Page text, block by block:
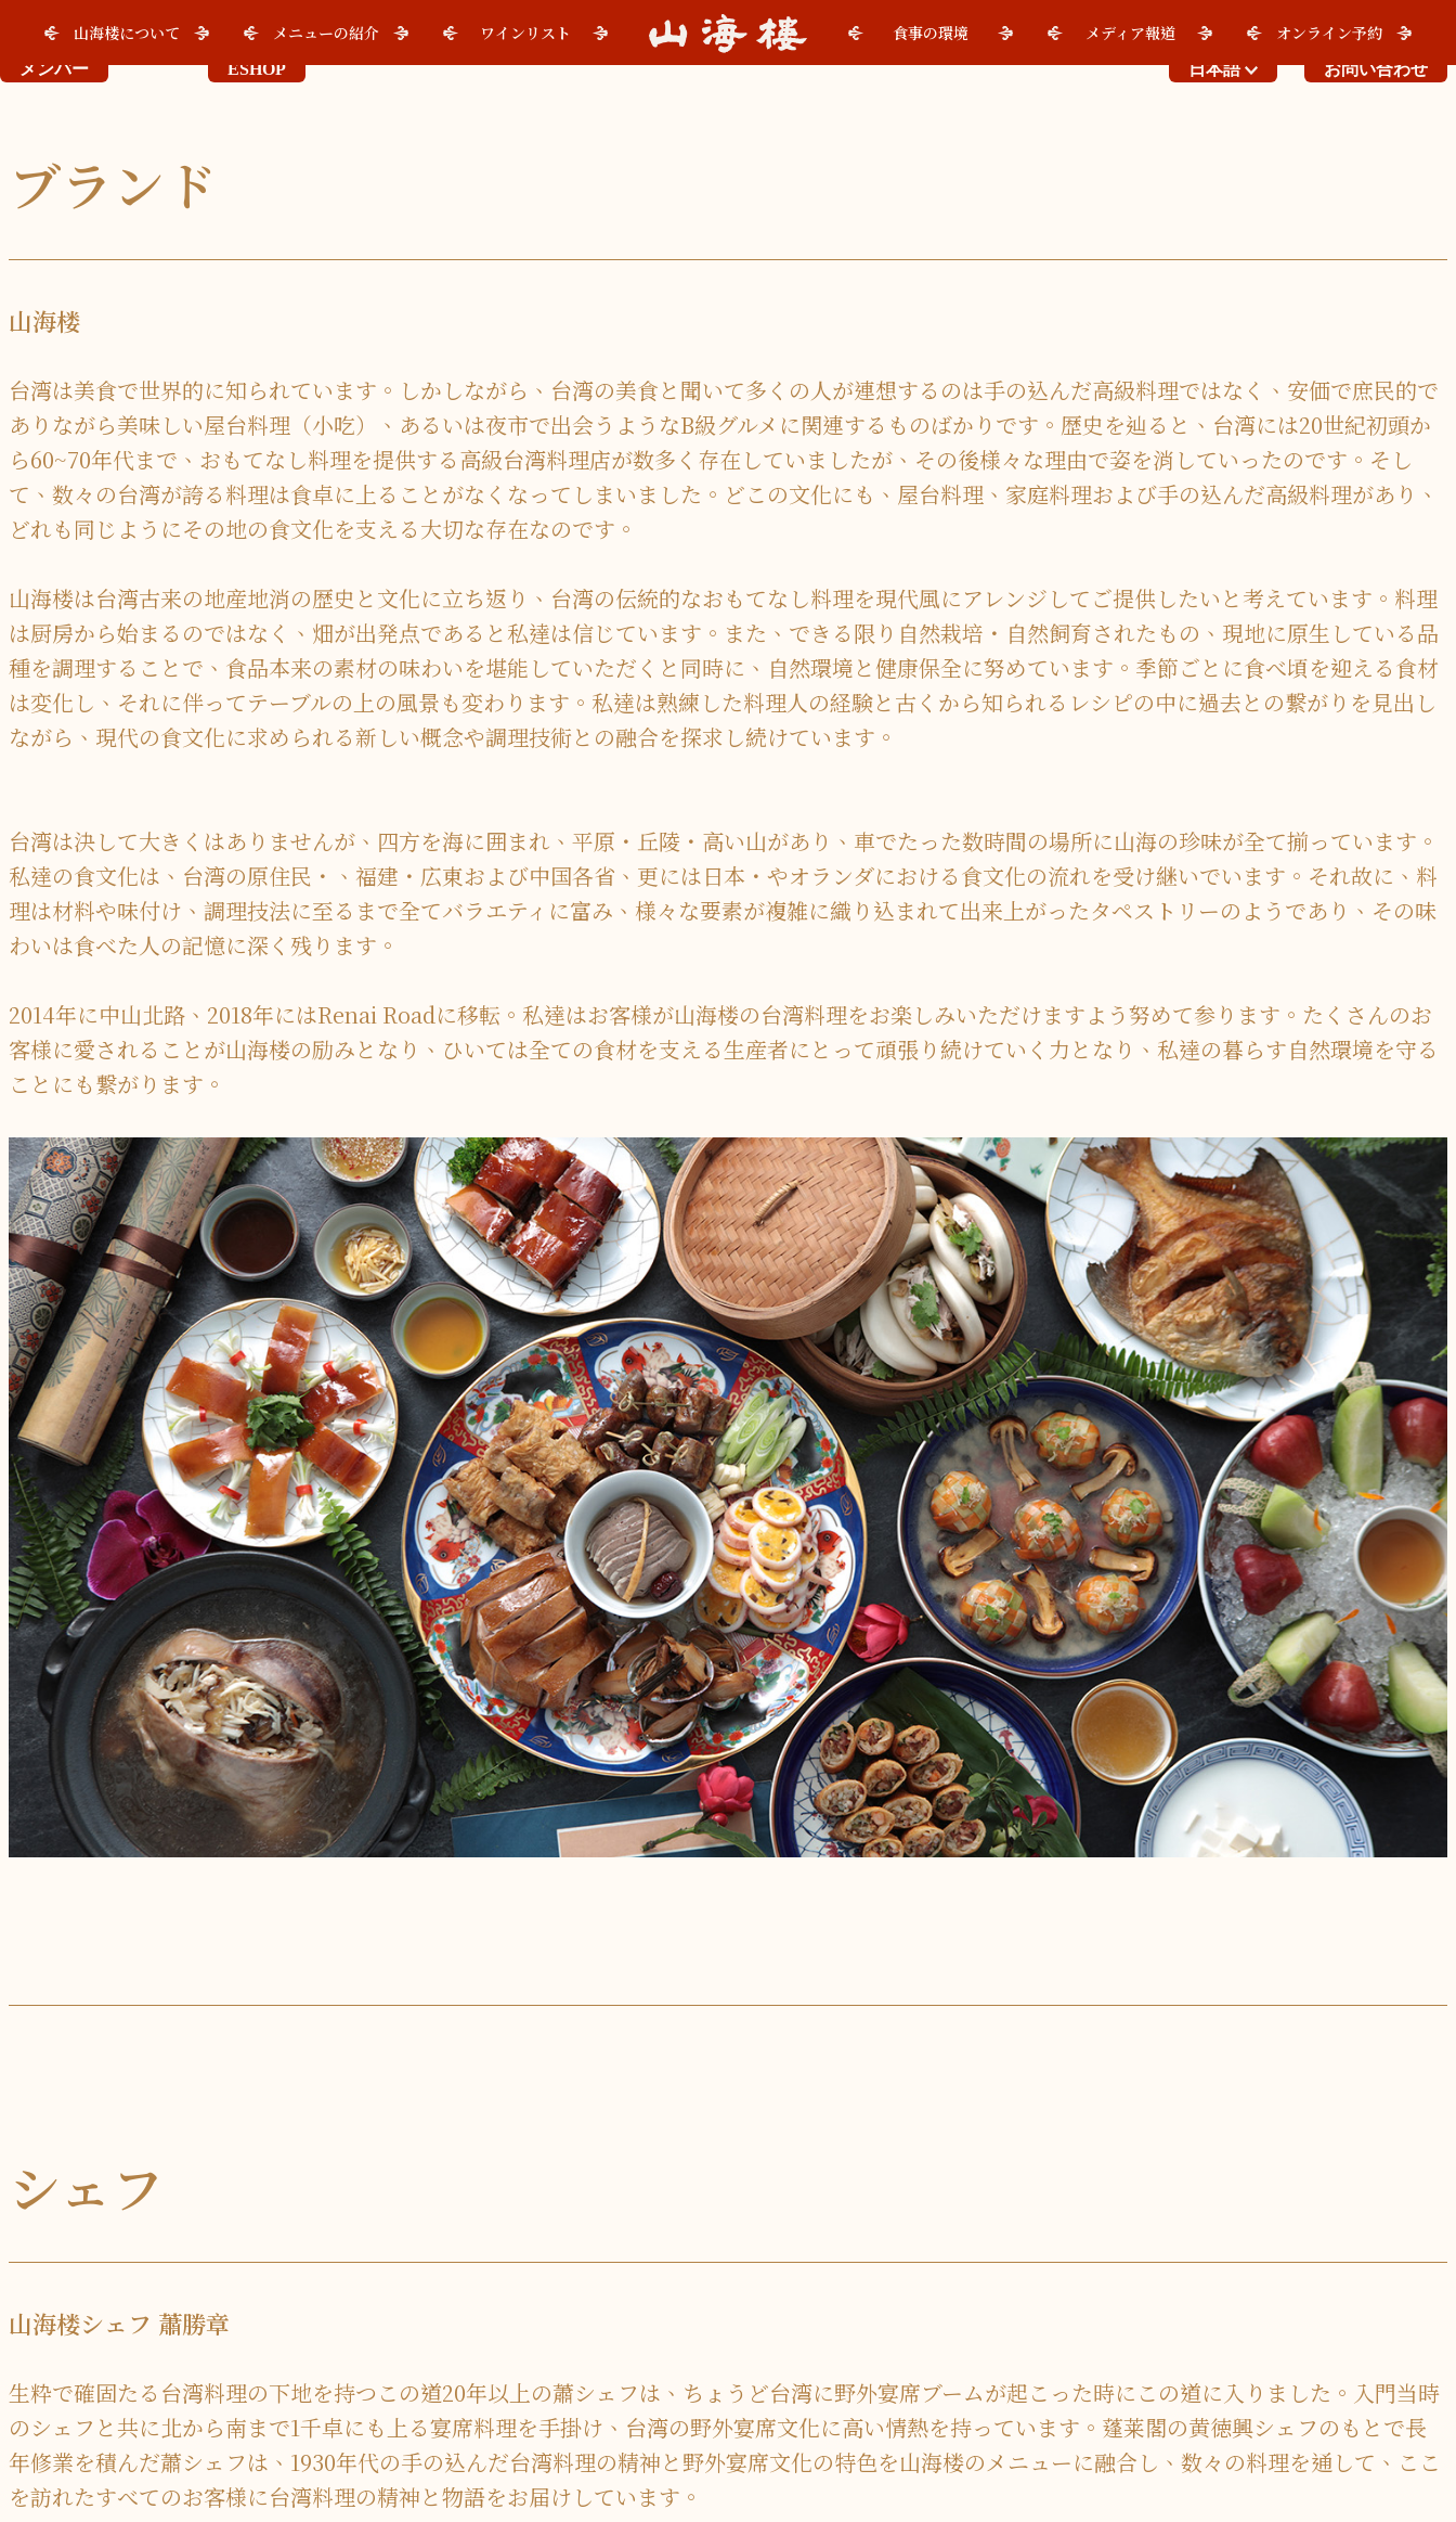
メンバー ESHOP 日本語 お問い合わせ
山海楼について メニューの紹介 ワインリスト 食事の環境 メディア報道 オンライン予約
ブランド
山海楼
台湾は美食で世界的に知られています。しかしながら、台湾の美食と聞いて多くの人が連想するのは手の込んだ高級料理ではなく、安価で庶民的で
ありながら美味しい屋台料理（小吃）、あるいは夜市で出会うようなB級グルメに関連するものばかりです。歴史を辿ると、台湾には20世紀初頭か
ら60~70年代まで、おもてなし料理を提供する高級台湾料理店が数多く存在していましたが、その後様々な理由で姿を消していったのです。そし
て、数々の台湾が誇る料理は食卓に上ることがなくなってしまいました。どこの文化にも、屋台料理、家庭料理および手の込んだ高級料理があり、
どれも同じようにその地の食文化を支える大切な存在なのです。
山海楼は台湾古来の地産地消の歴史と文化に立ち返り、台湾の伝統的なおもてなし料理を現代風にアレンジしてご提供したいと考えています。料理
は厨房から始まるのではなく、畑が出発点であると私達は信じています。また、できる限り自然栽培・自然飼育されたもの、現地に原生している品
種を調理することで、食品本来の素材の味わいを堪能していただくと同時に、自然環境と健康保全に努めています。季節ごとに食べ頃を迎える食材
は変化し、それに伴ってテーブルの上の風景も変わります。私達は熟練した料理人の経験と古くから知られるレシピの中に過去との繋がりを見出し
ながら、現代の食文化に求められる新しい概念や調理技術との融合を探求し続けています。
台湾は決して大きくはありませんが、四方を海に囲まれ、平原・丘陵・高い山があり、車でたった数時間の場所に山海の珍味が全て揃っています。
私達の食文化は、台湾の原住民・、福建・広東および中国各省、更には日本・やオランダにおける食文化の流れを受け継いでいます。それ故に、料
理は材料や味付け、調理技法に至るまで全てバラエティに富み、様々な要素が複雑に織り込まれて出来上がったタペストリーのようであり、その味
わいは食べた人の記憶に深く残ります。
2014年に中山北路、2018年にはRenai Roadに移転。私達はお客様が山海楼の台湾料理をお楽しみいただけますよう努めて参ります。たくさんのお
客様に愛されることが山海楼の励みとなり、ひいては全ての食材を支える生産者にとって頑張り続けていく力となり、私達の暮らす自然環境を守る
ことにも繋がります。
シェフ
山海楼シェフ 蕭勝章
生粋で確固たる台湾料理の下地を持つこの道20年以上の蕭シェフは、ちょうど台湾に野外宴席ブームが起こった時にこの道に入りました。入門当時
のシェフと共に北から南まで1千卓にも上る宴席料理を手掛け、台湾の野外宴席文化に高い情熱を持っています。蓬莱閣の黄徳興シェフのもとで長
年修業を積んだ蕭シェフは、1930年代の手の込んだ台湾料理の精神と野外宴席文化の特色を山海楼のメニューに融合し、数々の料理を通して、ここ
を訪れたすべてのお客様に台湾料理の精神と物語をお届けしています。